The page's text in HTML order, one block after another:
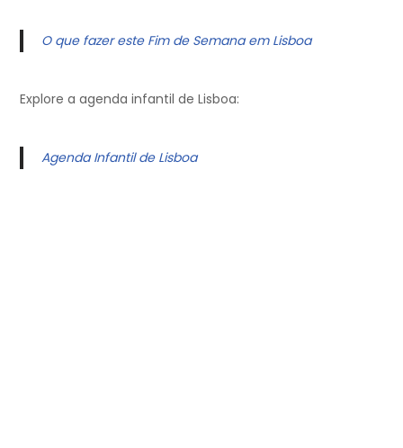
O que fazer este Fim de Semana em Lisboa
Explore a agenda infantil de Lisboa:
Agenda Infantil de Lisboa